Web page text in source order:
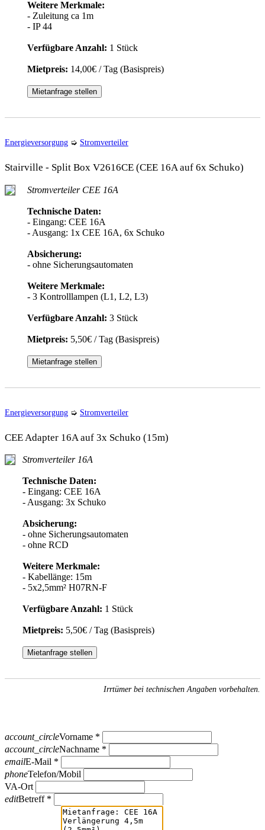
Weitere Merkmale:
- Zuleitung ca 1m
- IP 44
Verfügbare Anzahl: 1 Stück
Mietpreis: 14,00€ / Tag (Basispreis)
Mietanfrage stellen
Energieversorgung ➭ Stromverteiler
Stairville - Split Box V2616CE (CEE 16A auf 6x Schuko)
Stromverteiler CEE 16A
Technische Daten:
- Eingang: CEE 16A
- Ausgang: 1x CEE 16A, 6x Schuko
Absicherung:
- ohne Sicherungsautomaten
Weitere Merkmale:
- 3 Kontrolllampen (L1, L2, L3)
Verfügbare Anzahl: 3 Stück
Mietpreis: 5,50€ / Tag (Basispreis)
Mietanfrage stellen
Energieversorgung ➭ Stromverteiler
CEE Adapter 16A auf 3x Schuko (15m)
Stromverteiler 16A
Technische Daten:
- Eingang: CEE 16A
- Ausgang: 3x Schuko
Absicherung:
- ohne Sicherungsautomaten
- ohne RCD
Weitere Merkmale:
- Kabellänge: 15m
- 5x2,5mm² H07RN-F
Verfügbare Anzahl: 1 Stück
Mietpreis: 5,50€ / Tag (Basispreis)
Mietanfrage stellen
Irrtümer bei technischen Angaben vorbehalten.
account_circleVorname *
account_circleNachname *
emailE-Mail *
phoneTelefon/Mobil
VA-Ort
editBetreff *